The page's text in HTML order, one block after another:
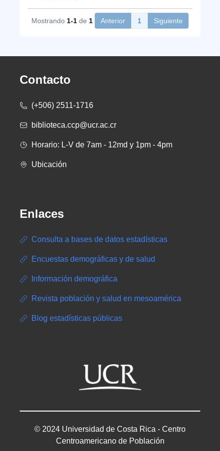
Mostrando 1-1 de 1 Anterior 1 Siguiente
Contacto
(+506) 2511-1716
biblioteca.ccp@ucr.ac.cr
Horario: L-V de 7am - 12md y 1pm - 4pm
Ubicación
Enlaces
Consulta a bases de datos estadísticas
Encuestas demográficas y de salud
Información demográfica
Revista población y salud en mesoamérica
Blog estadísticas públicas
© 2024 Universidad de Costa Rica - Centro
Centroamericano de Población